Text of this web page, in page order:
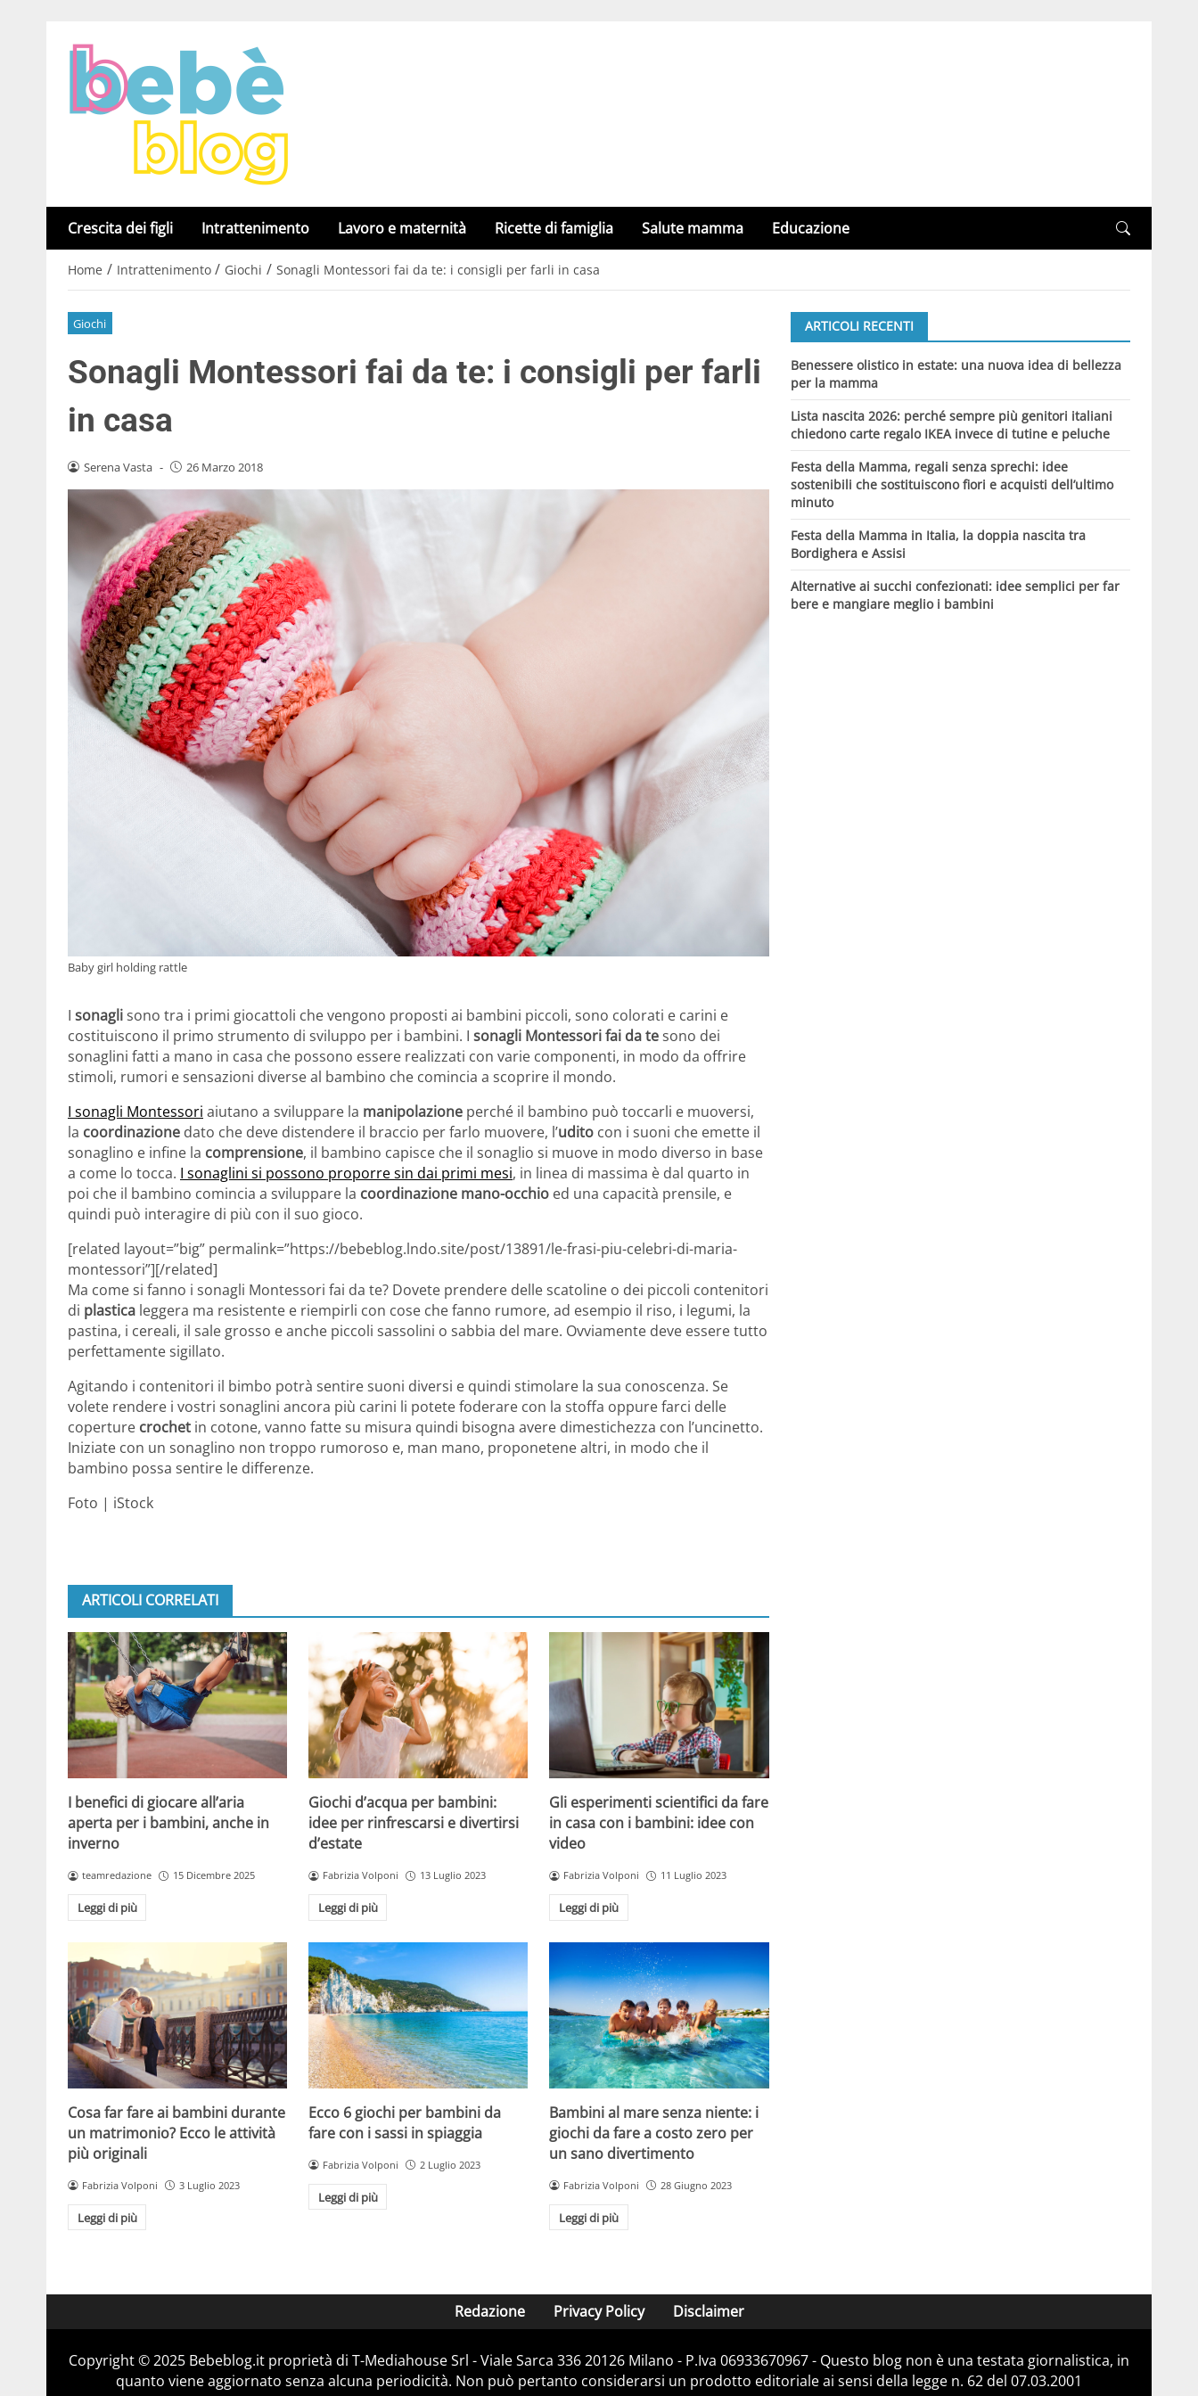
Crescita dei figli Intrattenimento Lavoro e maternità Ricette di famiglia Salute mamma Educazione
Home / Intrattenimento / Giochi / Sonagli Montessori fai da te: i consigli per farli in casa
Giochi
Sonagli Montessori fai da te: i consigli per farli
in casa
Serena Vasta - 26 Marzo 2018
Baby girl holding rattle
I sonaglisono tra i primi giocattoli che vengono proposti ai bambini piccoli, sono colorati e carini e
costituiscono il primo strumento di sviluppo per i bambini. I sonagli Montessori fai da tesono dei
sonaglini fatti a mano in casa che possono essere realizzati con varie componenti, in modo da offrire
stimoli, rumori e sensazioni diverse al bambino che comincia a scoprire il mondo.
I sonagli Montessori aiutano a sviluppare la manipolazione perché il bambino può toccarli e muoversi,
la coordinazione dato che deve distendere il braccio per farlo muovere, l’udito con i suoni che emette il
sonaglino e infine la comprensione, il bambino capisce che il sonaglio si muove in modo diverso in base
a come lo tocca. I sonaglini si possono proporre sin dai primi mesi, in linea di massima è dal quarto in
poi che il bambino comincia a sviluppare la coordinazione mano-occhio ed una capacità prensile, e
quindi può interagire di più con il suo gioco.
[related layout=”big” permalink=”https://bebeblog.lndo.site/post/13891/le-frasi-piu-celebri-di-maria-
montessori”][/related]
Ma come si fanno i sonagli Montessori fai da te? Dovete prendere delle scatoline o dei piccoli contenitori
di plastica leggera ma resistente e riempirli con cose che fanno rumore, ad esempio il riso, i legumi, la
pastina, i cereali, il sale grosso e anche piccoli sassolini o sabbia del mare. Ovviamente deve essere tutto
perfettamente sigillato.
Agitando i contenitori il bimbo potrà sentire suoni diversi e quindi stimolare la sua conoscenza. Se
volete rendere i vostri sonaglini ancora più carini li potete foderare con la stoffa oppure farci delle
coperture crochet in cotone, vanno fatte su misura quindi bisogna avere dimestichezza con l’uncinetto.
Iniziate con un sonaglino non troppo rumoroso e, man mano, proponetene altri, in modo che il
bambino possa sentire le differenze.
Foto | iStock
ARTICOLI CORRELATI
I benefici di giocare all’aria
aperta per i bambini, anche in
inverno
teamredazione 15 Dicembre 2025
Leggi di più
Giochi d’acqua per bambini:
idee per rinfrescarsi e divertirsi
d’estate
Fabrizia Volponi 13 Luglio 2023
Leggi di più
Gli esperimenti scientifici da fare
in casa con i bambini: idee con
video
Fabrizia Volponi 11 Luglio 2023
Leggi di più
Cosa far fare ai bambini durante
un matrimonio? Ecco le attività
più originali
Fabrizia Volponi 3 Luglio 2023
Leggi di più
Ecco 6 giochi per bambini da
fare con i sassi in spiaggia
Fabrizia Volponi 2 Luglio 2023
Leggi di più
Bambini al mare senza niente: i
giochi da fare a costo zero per
un sano divertimento
Fabrizia Volponi 28 Giugno 2023
Leggi di più
ARTICOLI RECENTI
Benessere olistico in estate: una nuova idea di bellezza
per la mamma
Lista nascita 2026: perché sempre più genitori italiani
chiedono carte regalo IKEA invece di tutine e peluche
Festa della Mamma, regali senza sprechi: idee
sostenibili che sostituiscono fiori e acquisti dell’ultimo
minuto
Festa della Mamma in Italia, la doppia nascita tra
Bordighera e Assisi
Alternative ai succhi confezionati: idee semplici per far
bere e mangiare meglio i bambini
Redazione Privacy Policy Disclaimer
Copyright © 2025 Bebeblog.it proprietà di T-Mediahouse Srl - Viale Sarca 336 20126 Milano - P.Iva 06933670967 - Questo blog non è una testata giornalistica, in
quanto viene aggiornato senza alcuna periodicità. Non può pertanto considerarsi un prodotto editoriale ai sensi della legge n. 62 del 07.03.2001